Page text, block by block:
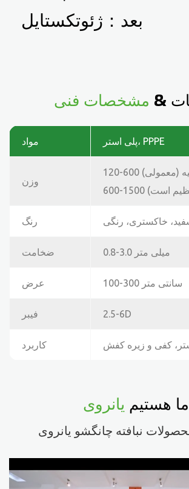
بعد： ژئوتکستایل
& مشخصات فنی
مواد پلی استر، PPPE
وزن
ثانیه (معمولی)
تنظیم است)
رنگ خاکستری، رنگی
ضخامت 0.8-3.0 میلی متر
عرض 100-300 سانتی متر
فیبر 2.5-6D
کاربرد کفی و زیره کفش
ما هستیم یانروی
نبافته چانگشو یانروی